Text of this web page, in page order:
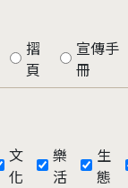
摺
頁
宣傳手
冊
文
化
樂
活
生
態